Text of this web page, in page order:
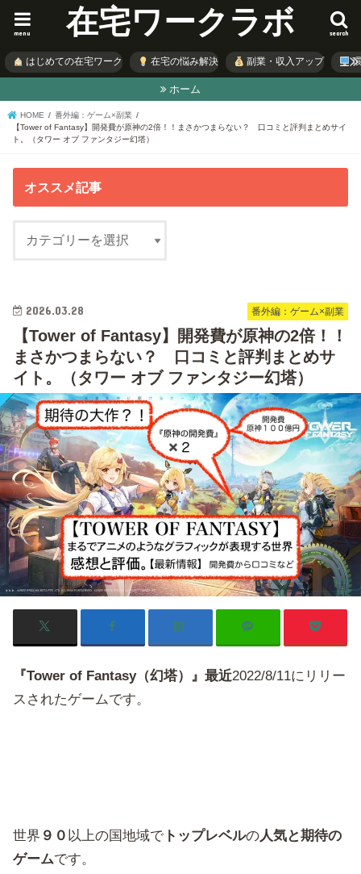
在宅ワークラボ search
menu
はじめての在宅ワーク 在宅の悩み解決 副業・収入アップ
ホーム
HOME
番外編：ゲーム×副業
【Tower of Fantasy】開発費が原神の2倍！！まさかつまらない？ 口コミと評判まとめサイ
ト。（タワー オブ ファンタジー幻塔）
オススメ記事
番外編：ゲーム×副業
2026.03.28
【Tower of Fantasy】開発費が原神の2倍！！
まさかつまらない？ 口コミと評判まとめサ
イト。（タワー オブ ファンタジー幻塔）
『Tower of Fantasy（幻塔）』最近2022/8/11にリリー
スされたゲームです。
世界 ９０ 以上の国地域で トップレベルの人気と期待の
ゲームです。